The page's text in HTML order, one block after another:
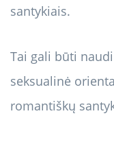
santykiais.
Tai gali būti
seksualinė
romantiškų